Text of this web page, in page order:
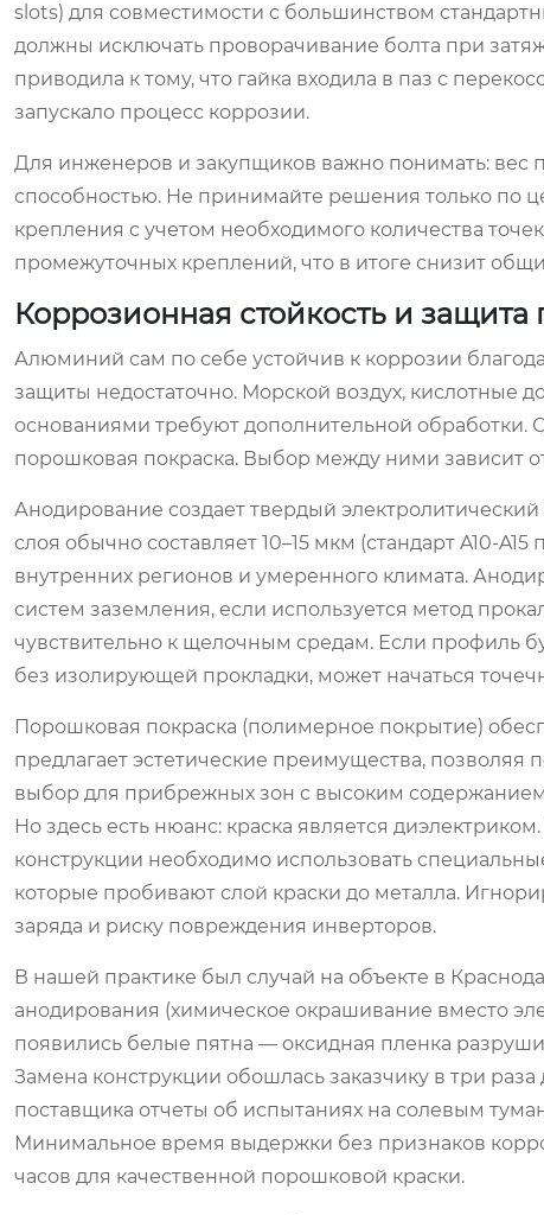
slots) для совместимости с большинством
должны исключать проворачивание болта при
приводила к тому, что гайка входила в паз с
запускало процесс коррозии.
Для инженеров и закупщиков важно понимать: вес
способностью. Не принимайте решения только по
крепления с учетом необходимого количества
промежуточных креплений, что в итоге снизит
Коррозионная стойкость и защита
Алюминий сам по себе устойчив к коррозии
защиты недостаточно. Морской воздух, кислотные
основаниями требуют дополнительной обработки.
порошковая покраска. Выбор между ними зависит
Анодирование создает твердый
слоя обычно составляет 10–15 мкм (стандарт A10-
внутренних регионов и умеренного климата.
систем заземления, если используется метод
чувствительно к щелочным средам. Если профиль
без изолирующей прокладки, может начаться
Порошковая покраска (полимерное покрытие)
предлагает эстетические преимущества,
выбор для прибрежных зон с высоким содержанием
Но здесь есть нюанс: краска является
конструкции необходимо использовать
которые пробивают слой краски до металла.
заряда и риску повреждения инверторов.
В нашей практике был случай на объекте в
анодирования (химическое окрашивание вместо
появились белые пятна — оксидная пленка
Замена конструкции обошлась заказчику в три
поставщика отчеты об испытаниях на солевым
Минимальное время выдержки без признаков
часов для качественной порошковой краски.